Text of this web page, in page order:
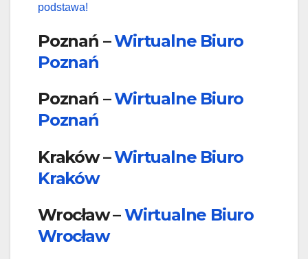
podstawa!
Poznań –Wirtualne Biuro
Poznań
Poznań –Wirtualne Biuro
Poznań
Kraków –Wirtualne Biuro
Kraków
Wrocław –Wirtualne Biuro
Wrocław